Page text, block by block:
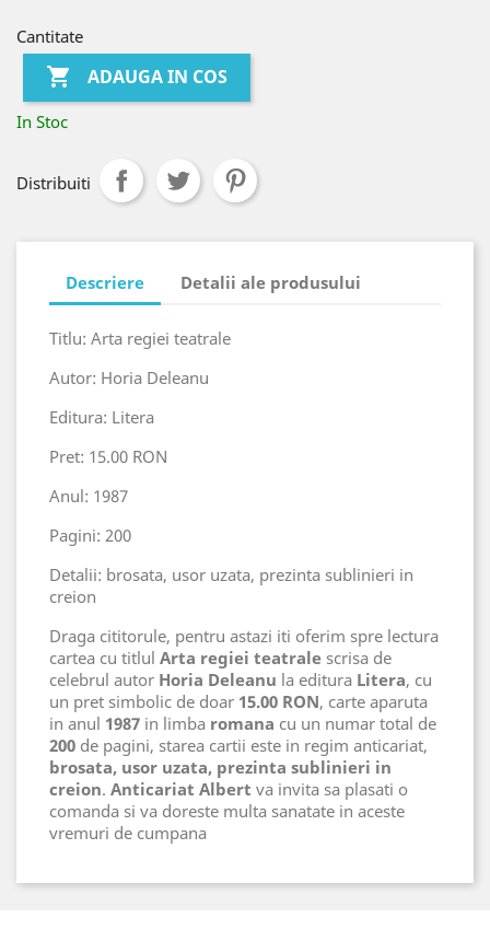
Cantitate
 ADAUGA IN COS
In Stoc
Distribuiti
Descriere Detalii ale produsului
Titlu: Arta regiei teatrale
Autor: Horia Deleanu
Editura: Litera
Pret: 15.00 RON
Anul: 1987
Pagini: 200
Detalii: brosata, usor uzata, prezinta sublinieri in
creion
Draga cititorule, pentru astazi iti oferim spre lectura
cartea cu titlul Arta regiei teatrale scrisa de
celebrul autor Horia Deleanu la editura Litera, cu
un pret simbolic de doar 15.00 RON, carte aparuta
in anul 1987 in limba romana cu un numar total de
200 de pagini, starea cartii este in regim anticariat,
brosata, usor uzata, prezinta sublinieri in
creion. Anticariat Albert va invita sa plasati o
comanda si va doreste multa sanatate in aceste
vremuri de cumpana